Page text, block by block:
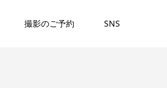
撮影のご予約 SNS